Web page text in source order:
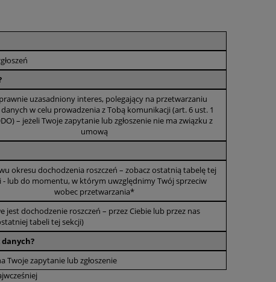
uzasadniony interes, polegający na przetwarzaniu
w celu prowadzenia z Tobą komunikacji (art. 6 ust. 1
– jeżeli Twoje zapytanie lub zgłoszenie nie ma związku z
umową
okresu dochodzenia roszczeń – zobacz ostatnią tabelę tej
- lub do momentu, w którym uwzględnimy Twój sprzeciw
wobec przetwarzania*
dochodzenie roszczeń – przez Ciebie lub przez nas
tabeli tej sekcji)
Twoje zapytanie lub zgłoszenie